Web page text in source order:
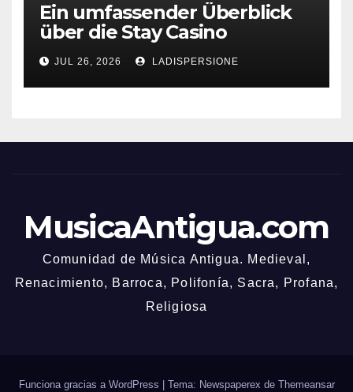
Ein umfassender Überblick
über die Stay Casino
Bonusbedingungen
JUL 26, 2026 LADISPERSIONE
MusicaAntigua.com
Comunidad de Música Antigua. Medieval,
Renacimiento, Barroca, Polifonía, Sacra, Profana,
Religiosa
Funciona gracias a WordPress Tema: Newspaperex de Themeansar